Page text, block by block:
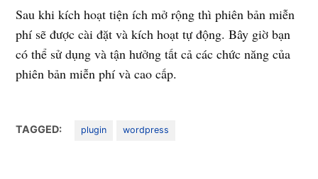
Sau khi kích hoạt tiện ích mở rộng thì phiên bản miễn
phí sẽ được cài đặt và kích hoạt tự động. Bây giờ bạn
có thể sử dụng và tận hưởng tất cả các chức năng của
phiên bản miễn phí và cao cấp.
TAGGED: plugin wordpress